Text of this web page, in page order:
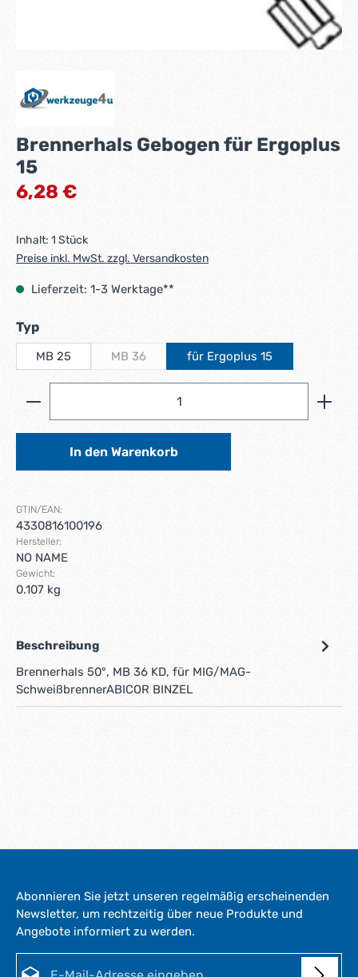
Brennerhals Gebogen für Ergoplus
15
Regulärer Preis:
6,28 €
Inhalt: 1 Stück
Preise inkl. MwSt. zzgl. Versandkosten
Lieferzeit: 1-3 Werktage**
Typauswählen
MB 25 MB 36
(Diese Option ist zurzeit nicht verfügbar.)
für Ergoplus 15
Produkt Anzahl: Gib den gewünschten Wert ein
In den Warenkorb
GTIN/EAN:
4330816100196
Hersteller:
NO NAME
Gewicht:
0.107 kg
Beschreibung
Brennerhals 50°, MB 36 KD, für MIG/MAG-
SchweißbrennerABICOR BINZEL
Abonnieren Sie jetzt unseren regelmäßig erscheinenden
Newsletter, um rechtzeitig über neue Produkte und
Angebote informiert zu werden.